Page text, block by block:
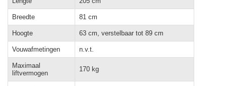
Breedte 81 cm
Hoogte 63 cm, verstelbaar tot 89 cm
Vouwafmetingen n.v.t.
Maximaal
liftvermogen
170 kg